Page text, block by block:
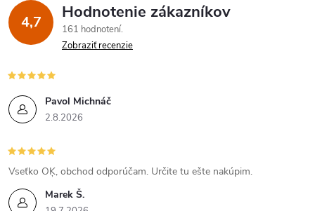
4,7 Hodnotenie zákazníkov
161 hodnotení
Zobraziť recenzie
Pavol Michnáč
2.8.2026
Marek Š.
Vseťko OĶ, obchod odporúčam. Určite tu ešte nakúpim.